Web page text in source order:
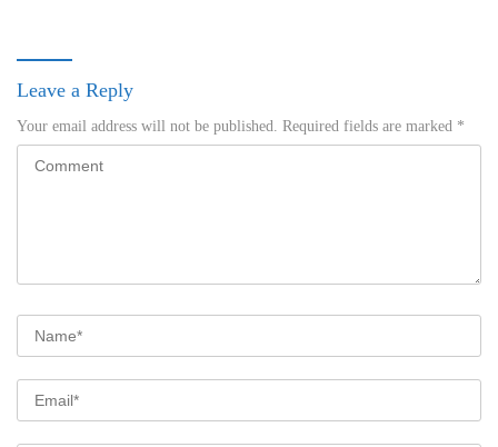
Leave a Reply
Your email address will not be published. Required fields are marked *